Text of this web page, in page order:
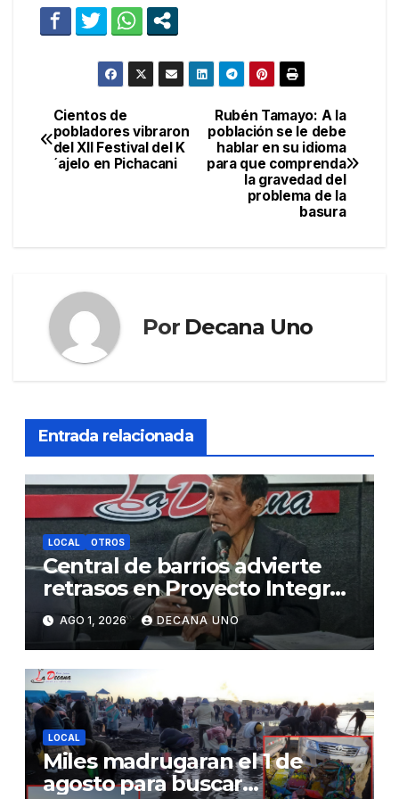
Navegación
de
Rubén Tamayo: A la
población se le debe
hablar en su idioma
para que comprenda
la gravedad del
problema de la
basura
Cientos de
pobladores vibraron
del XII Festival del K
´ajelo en Pichacani
Por Decana Uno
Entrada relacionada
LOCAL OTROS
Central de barrios advierte
retrasos en Proyecto Integral
de Agua y Alcantarillado para
Juliaca
AGO 1, 2026 DECANA UNO
LOCAL
Miles madrugaran el 1 de
agosto para buscar